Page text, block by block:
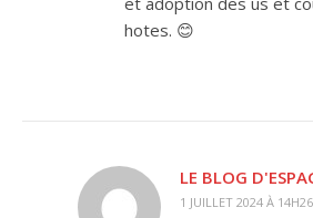
hotes. 😊
LE BLOG
1 JUILLET 2024 À 14H26